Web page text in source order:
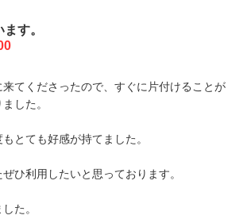
す。
来てくださったので、すぐに片付けることが
した。
とても好感が持てました。
ひ利用したいと思っております。
た。